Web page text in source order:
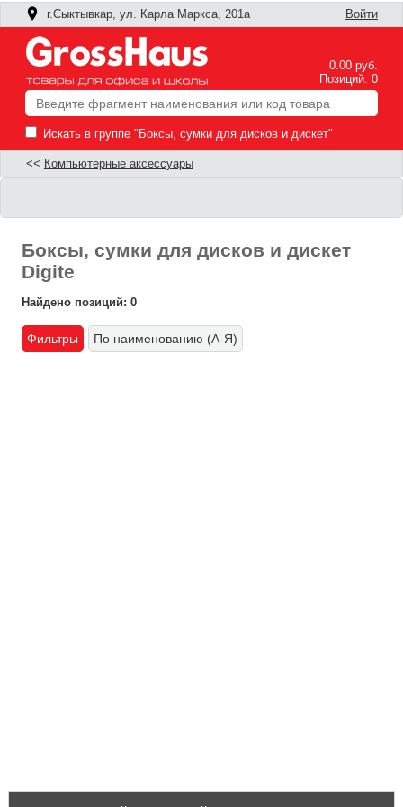
г.Сыктывкар, ул. Карла Маркса, 201а Войти
0.00 руб.
Позиций: 0
Искать в группе "Боксы, сумки для дисков и дискет"
<< Компьютерные аксессуары
Боксы, сумки для дисков и дискет
Digite
Найдено позиций: 0
Фильтры По наименованию (А-Я)